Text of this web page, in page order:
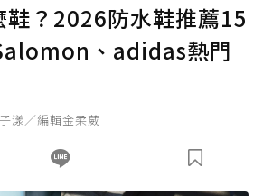
鞋？2026防水鞋推薦15
、adidas熱門
漾／編輯金柔葳